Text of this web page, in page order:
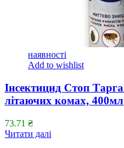
наявності
Add to wishlist
Інсектицид Стоп
літаючих комах, 400мл
73.71 ₴
Читати далі